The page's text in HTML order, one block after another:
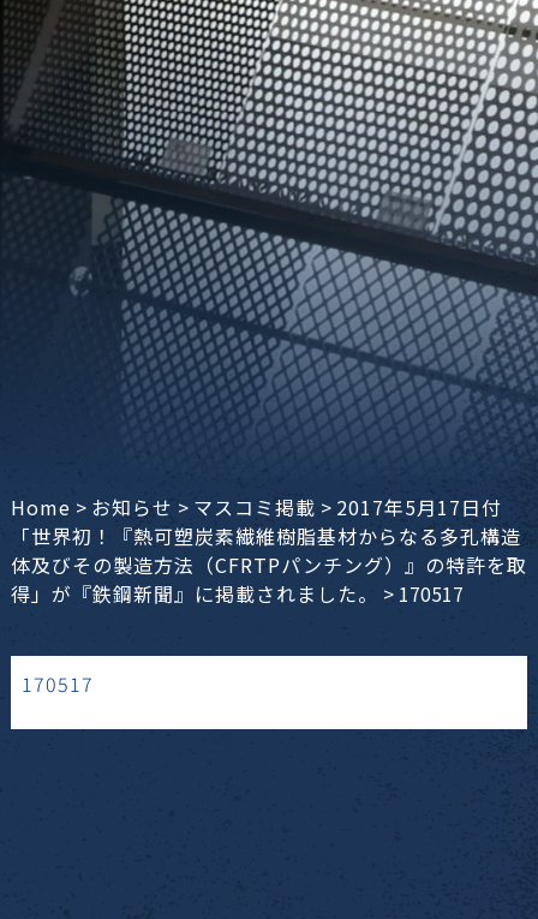
Home > お知らせ > マスコミ掲載 > 2017年5月17日付
「世界初！『熱可塑炭素繊維樹脂基材からなる多孔構造
体及びその製造方法（CFRTPパンチング）』の特許を取
得」が『鉄鋼新聞』に掲載されました。
> 170517
170517